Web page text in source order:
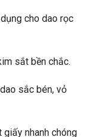
cho dao rọc
sắt bền chắc.
sắc bén, vỏ
giấy nhanh chóng